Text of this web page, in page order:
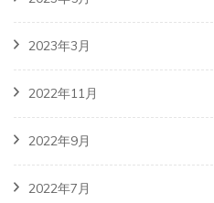
2023年3月
2022年11月
2022年9月
2022年7月